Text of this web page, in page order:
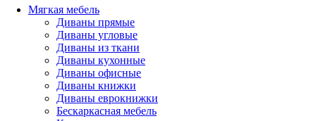
Мягкая мебель
Диваны прямые
Диваны угловые
Диваны из ткани
Диваны кухонные
Диваны офисные
Диваны книжки
Диваны еврокнижки
Бескаркасная мебель